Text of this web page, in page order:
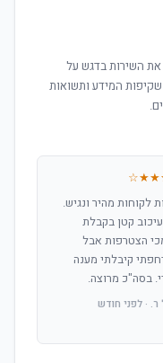
השירות בדגש על
המידע ותשואות
לקוחות מהיר ונגיש.
קטן בקבלת
הצטרפות אבל
קיבלתי מענה
בסה"כ מרוצה.
ר. · לפני חודש